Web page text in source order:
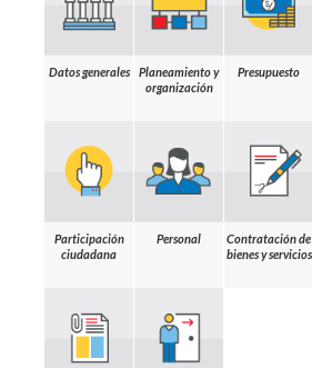
Datos generales
Planeamiento y
organización
Presupuesto
Participación
ciudadana
Personal
Contratación de
bienes y servicios